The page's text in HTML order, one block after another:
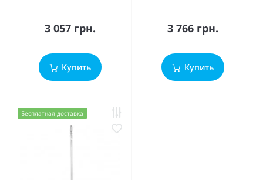
3 057 грн.
Купить
3 766 грн.
Купить
Бесплатная доставка